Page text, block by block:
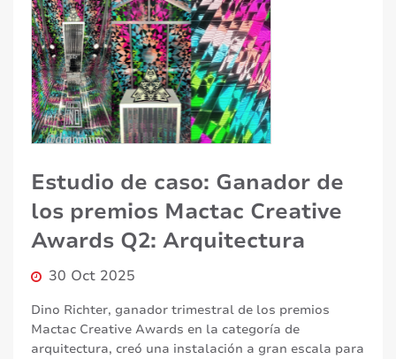
Estudio de caso: Ganador de
los premios Mactac Creative
Awards Q2: Arquitectura
30 Oct 2025
Dino Richter, ganador trimestral de los premios
Mactac Creative Awards en la categoría de
arquitectura, creó una instalación a gran escala para